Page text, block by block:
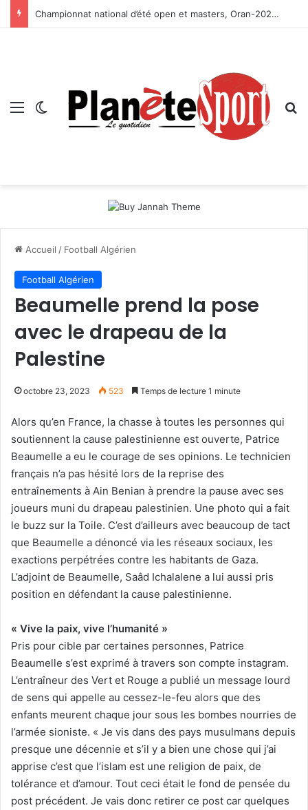
Championnat national d’été open et masters, Oran-2026 — Le CRB s’adjuge le titre
Menu Switch skin
Accueil / Football Algérien
Football Algérien
Beaumelle prend la pose
avec le drapeau de la
Palestine
octobre 23, 2023 523 Temps de lecture 1 minute
Alors qu’en France, la chasse à toutes les personnes qui
soutiennent la cause palestinienne est ouverte, Patrice
Beaumelle a eu le courage de ses opinions. Le technicien
français n’a pas hésité lors de la reprise des
entraînements à Ain Benian à prendre la pause avec ses
joueurs muni du drapeau palestinien. Une photo qui a fait
le buzz sur la Toile. C’est d’ailleurs avec beaucoup de tact
que Beaumelle a dénoncé via les réseaux sociaux, les
exactions perpétrées contre les habitants de Gaza.
L’adjoint de Beaumelle, Saâd Ichalalene a lui aussi pris
position en défendant la cause palestinienne.
« Vive la paix, vive l’humanité »
Pris pour cible par certaines personnes, Patrice
Beaumelle s’est exprimé à travers son compte instagram.
L’entraîneur des Vert et Rouge a publié un message lourd
de sens qui appelle au cessez-le-feu alors que des
enfants meurent chaque jour sous les bombes nourries de
l’armée sioniste. « Je vis dans des pays musulmans depuis
presque une décennie et s’il y a bien une chose qui j’ai
apprise c’est que l’islam est une religion de paix, de
tolérance et d’amour. Tout ceci était le fond de pensée du
post précédent. Je vais donc retirer ce post car quelques